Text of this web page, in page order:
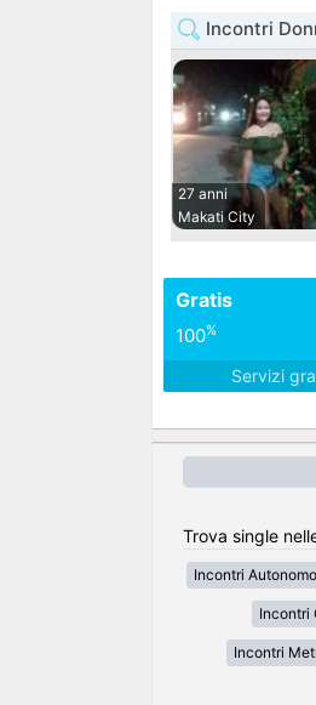
Incontri
27 anni
Makati City
Gratis
100%
Servizi
Trova single
Incontri
Incontri
Incontri